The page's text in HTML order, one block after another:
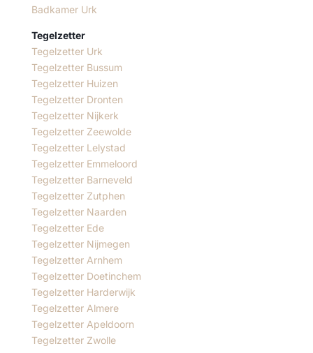
Badkamer Urk
Tegelzetter
Tegelzetter Urk
Tegelzetter Bussum
Tegelzetter Huizen
Tegelzetter Dronten
Tegelzetter Nijkerk
Tegelzetter Zeewolde
Tegelzetter Lelystad
Tegelzetter Emmeloord
Tegelzetter Barneveld
Tegelzetter Zutphen
Tegelzetter Naarden
Tegelzetter Ede
Tegelzetter Nijmegen
Tegelzetter Arnhem
Tegelzetter Doetinchem
Tegelzetter Harderwijk
Tegelzetter Almere
Tegelzetter Apeldoorn
Tegelzetter Zwolle